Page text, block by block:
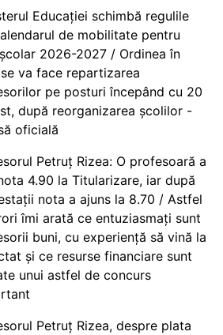
Educației schimbă regulile
de mobilitate pentru
2026-2027 / Ordinea în
va face repartizarea
pe posturi începând cu 20
după reorganizarea școlilor -
oficială
Petruț Rizea: O profesoară a
4.90 la Titularizare, iar după
nota a ajuns la 8.70 / Astfel
îmi arată ce entuziasmați sunt
buni, cu experiență să vină la
și ce resurse financiare sunt
unui astfel de concurs
Petruț Rizea, despre plata